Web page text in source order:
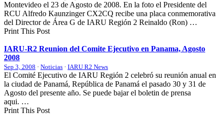
Montevideo el 23 de Agosto de 2008. En la foto el Presidente del
RCU Alfredo KaunzingerCX2CQ recibe una placa conmemorativa
del Director de Área G de IARU Región 2 Reinaldo (Ron) …
Print This Post
IARU-R2 Reunion del Comite Ejecutivo en Panama, Agosto
2008
Sep 3, 2008 · Noticias · IARU R2 News
El Comité Ejecutivo de IARU Región 2 celebró su reunión anual en
la ciudad de Panamá, República de Panamá el pasado 30 y 31 de
Agosto del presente año. Se puede bajar el boletin de prensa
aqui. …
Print This Post